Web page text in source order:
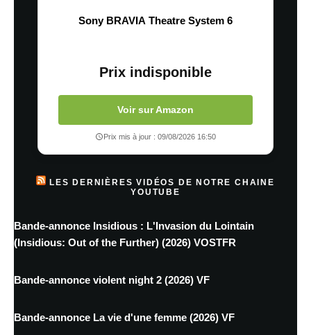
Sony BRAVIA Theatre System 6
Prix indisponible
Voir sur Amazon
Prix mis à jour : 09/08/2026 16:50
LES DERNIÈRES VIDÉOS DE NOTRE CHAINE
YOUTUBE
Bande-annonce Insidious : L'Invasion du Lointain
(Insidious: Out of the Further) (2026) VOSTFR
Bande-annonce violent night 2 (2026) VF
Bande-annonce La vie d'une femme (2026) VF